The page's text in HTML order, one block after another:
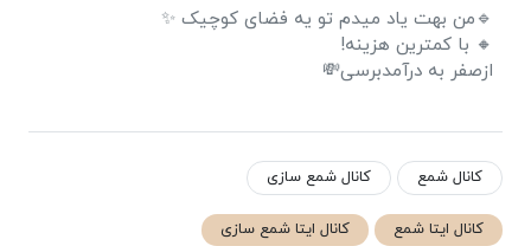
🔹من بهت یاد میدم تو یه فضای کوچیک ✨️
🔸 با کمترین هزینه!
ازصفر به درآمدبرسی💸
کانال شمع کانال شمع سازی
کانال ایتا شمع کانال ایتا شمع سازی